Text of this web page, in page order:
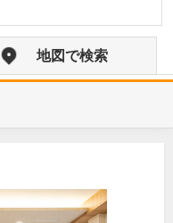
地図で検索